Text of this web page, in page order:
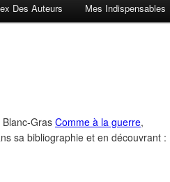
Des Auteurs Mes Indispensables
Gras Comme à la guerre,
sa bibliographie et en découvrant :